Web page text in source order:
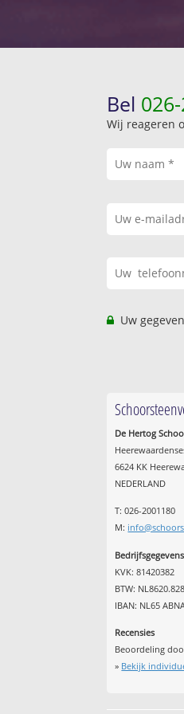
Bel
Wij reageren
Uw
De Hertog
6624 KK
NEDERLAND
T: 026-2001180
M:
Bedrijfsgegevens
KVK: 81420382
BTW:
IBAN: NL65
Recensies
Beoordeling
» Bekijk